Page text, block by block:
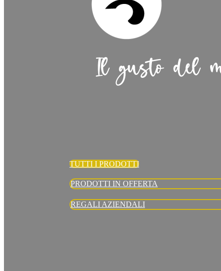
TUTTI I PRODOTTI
PRODOTTI IN OFFERTA
REGALI AZIENDALI